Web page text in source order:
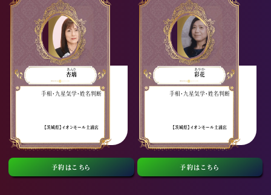
あんり
杏璃
手相・九星気学・姓名判断
【茨城県】イオンモール土浦店
予約はこちら
あやか
彩花
手相・九星気学・姓名判断
【茨城県】イオンモール土浦店
予約はこちら